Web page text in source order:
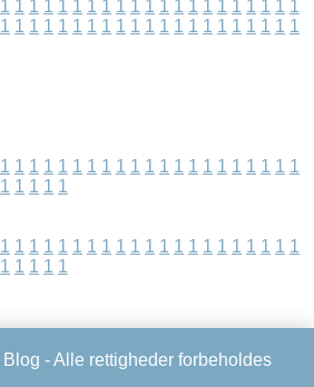
1 1 1 1 1 1 1 1 1 1 1 1 1 1 1 1 1 1 1 1 1
1 1 1 1 1 1 1 1 1 1 1 1 1 1 1 1 1 1 1 1 1
1 1 1 1 1 1 1 1 1 1 1 1 1 1 1 1 1 1 1 1 1
1 1 1 1 1
1 1 1 1 1 1 1 1 1 1 1 1 1 1 1 1 1 1 1 1 1
1 1 1 1 1
Blog - Alle rettigheder forbeholdes